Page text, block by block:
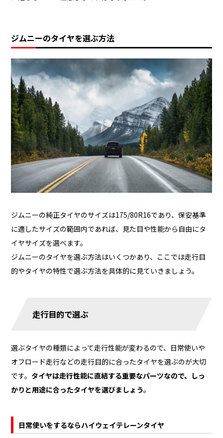
ジムニーのタイヤを選ぶ方法
ジムニーの純正タイヤのサイズは175/80R16であり、保安基準
に適したサイズの範囲内であれば、見た目や性能から自由にタ
イヤサイズを選べます。
ジムニーのタイヤを選ぶ方法はいくつかあり、ここでは走行目
的やタイヤの特性で選ぶ方法を具体的に見ていきましょう。
走行目的で選ぶ
選ぶタイヤの種類によって走行性能が変わるので、日常使いや
オフロード走行などの走行目的に合ったタイヤを選ぶのが大切
です。 タイヤは走行性能に直結する重要なパーツなので、しっ
かりと用途に合ったタイヤを選びましょう。
日常使いをするならハイウェイテレーンタイヤ